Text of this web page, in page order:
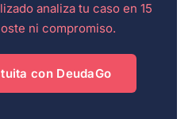
analiza tu caso en 15
ni compromiso.
con DeudaGo